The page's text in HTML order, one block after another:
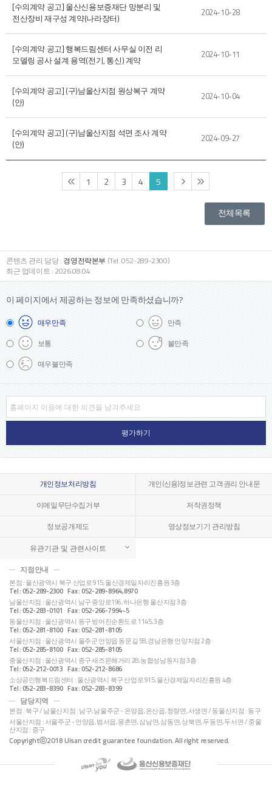
[수의계약 공고] 울산신용보증재단 망분리 및
전산장비 재구성 계약(나라장터)
2024-10-28
[수의계약 공고] 행복드림센터 사무실 이전 리
모델링 공사 설계 용역(전기, 통신) 계약
2024-10-11
[수의계약 공고] (구)남울산지점 원상복구 계약
(안)
2024-10-04
[수의계약 공고] (구)남울산지점 석면 조사 계약
(안)
2024-09-27
1 2 3 4 5
전체목록
콘텐츠 관리 담당 : 경영전략본부 (Tel. 052-289-2300)
최근 업데이트 : 2026.08.04
이 페이지에서 제공하는 정보에 만족하셨습니까?
매우만족
만족
보통
불만족
매우불만족
개인정보처리방침
개인(신용)정보관련 고객권리 안내문
이메일무단수집거부
저작권정책
정보공개제도
영상정보기기 관리방침
유관기관 및 관련사이트
지점안내
본점 : 울산광역시 북구 산업로 915, 울산경제일자리진흥원 3층
Tel : 052-289-2300 Fax : 052-289-8964,8970
남울산지점 : 울산광역시 남구 중앙로196, 하나은행 울산지점 3층
Tel : 052-283-0101 Fax : 052-266-7994~5
동울산지점 : 울산광역시 동구 방어진순환도로 1145, 3층
Tel : 052-281-8100 Fax : 052-281-8105
서울산지점 : 울산광역시 울주군 언양읍 동문길 58, 경남은행 언양지점 2층
Tel : 052-285-8100 Fax : 052-285-8105
중울산지점 : 울산광역시 중구 새즈믄해거리 28, 농협성남동지점 3층
Tel : 052-212-0013 Fax : 052-212-8686
소상공인행복드림센터 : 울산광역시 북구 산업로 915, 울산경제일자리진흥원 4층
Tel : 052-283-8390 Fax : 052-283-8399
담당지역
본점 : 북구 / 남울산지점 : 남구, 남울주군 - 온양읍, 온산읍, 청량면, 서생면 / 동울산지점 : 동구
서울산지점 : 서울주군 - 언양읍, 범서읍, 웅촌면, 삼남면, 삼동면, 상북면, 두동면, 두서면 / 중울
산지점 : 중구
Copyrightⓒ2018 Ulsan credit guarantee foundation. All right reserved.